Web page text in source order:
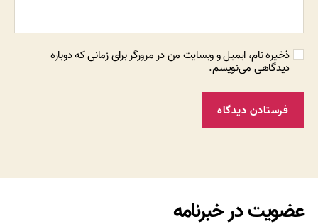
ذخیره نام، ایمیل و وبسایت من در مرورگر برای زمانی که دوباره
دیدگاهی می‌نویسم.
عضویت در خبرنامه